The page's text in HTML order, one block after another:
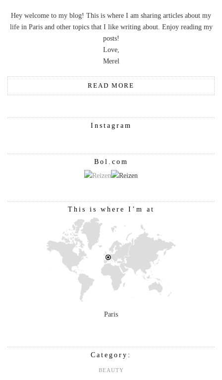
Hey welcome to my blog! This is where I am sharing articles about my
life in Paris and other topics that I like writing about. Enjoy reading my
posts!
Love,
Merel
READ MORE
Instagram
Bol.com
This is where I’m at
Paris
Category:
BEAUTY